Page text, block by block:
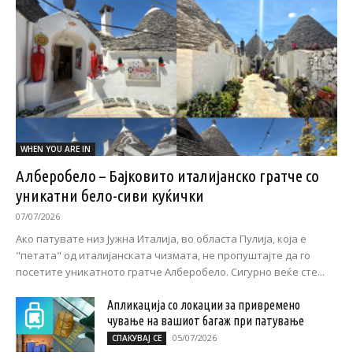
WHEN YOU ARE IN
Алберобело – Бајковито италијанско гратче со
уникатни бело-сиви куќички
07/07/2026
Ако патувате низ Јужна Италија, во областа Пулија, која е
"петата" од италијанската чизмата, не пропуштајте да го
посетите уникатното гратче Алберобело. Сигурно веќе сте...
Апликација со локации за привремено
чување на вашиот багаж при патување
СПАКУВАЈ СЕ 05/07/2026